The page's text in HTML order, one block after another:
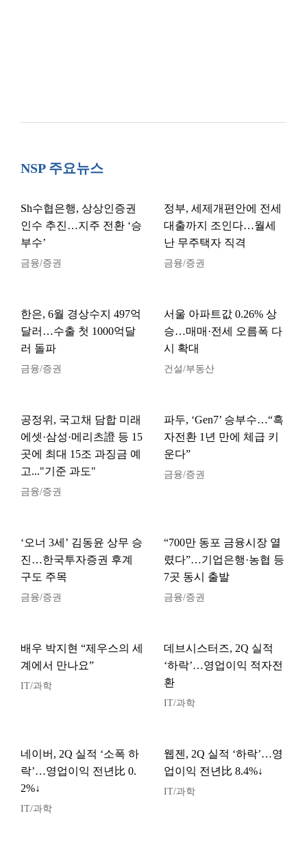
NSP 주요뉴스
Sh수협은행, 상상인증권
인수 추진…지주 전환 ‘승
부수’
금융/증권
정부, 세제개편안에 전세
대출까지 조인다…월세
난 무주택자 직격
금융/증권
한은, 6월 경상수지 497억
달러…수출 첫 1000억달
러 돌파
금융/증권
서울 아파트값 0.26% 상
승…매매·전세 오름폭 다
시 확대
건설/부동산
공정위, 국고채 담합 미래
에셋·삼성·메리츠證 등 15
곳에 최대 15조 과징금 예
고..."기준 과도"
금융/증권
파두, ‘Gen7’ 승부수…“흑
자전환 1년 만에 체급 키
운다”
금융/증권
‘오너 3세’ 김동윤 상무 승
진…한국투자증권 후계
구도 주목
금융/증권
“700만 동포 금융시장 열
렸다”…기업은행·농협 등
7곳 동시 출발
금융/증권
배우 박지현 “제우스의 세
계에서 만나요”
IT/과학
데브시스터즈, 2Q 실적
‘하락’…영업이익 적자전
환
IT/과학
네이버, 2Q 실적 ‘소폭 하
락’…영업이익 전년比 0.
2%↓
IT/과학
웹젠, 2Q 실적 ‘하락’…영
업이익 전년比 8.4%↓
IT/과학